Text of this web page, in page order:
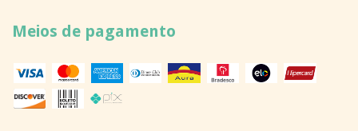
Meios de pagamento